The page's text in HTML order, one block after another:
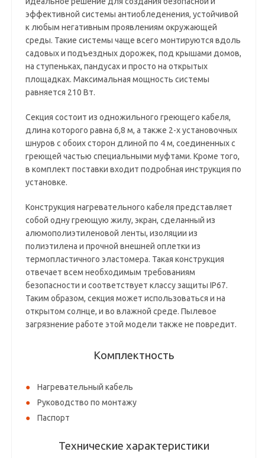
эффективной системы антиобледенения, устойчивой
к любым негативным проявлениям окружающей
среды. Такие системы чаще всего монтируются вдоль
садовых и подъездных дорожек, под крышами домов,
на ступеньках, пандусах и просто на открытых
площадках. Максимальная мощность системы
равняется 210 Вт.
Секция состоит из одножильного греющего кабеля,
длина которого равна 6,8 м, а также 2-х установочных
шнуров с обоих сторон длиной по 4 м, соединенных с
греющей частью специальными муфтами. Кроме того,
в комплект поставки входит подробная инструкция по
установке.
Конструкция нагревательного кабеля представляет
собой одну греющую жилу, экран, сделанный из
алюмополиэтиленовой ленты, изоляции из
полиэтилена и прочной внешней оплетки из
термопластичного эластомера. Такая конструкция
отвечает всем необходимым требованиям
безопасности и соответствует классу защиты IP67.
Таким образом, секция может использоваться и на
открытом солнце, и во влажной среде. Пылевое
загрязнение работе этой модели также не повредит.
Комплектность
Нагревательный кабель
Руководство по монтажу
Паспорт
Технические характеристики